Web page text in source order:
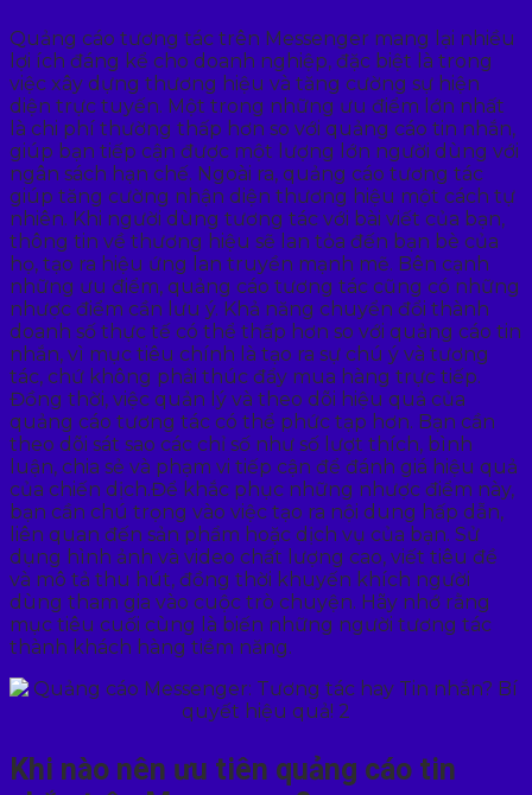
Quảng cáo tương tác trên Messenger mang lại nhiều
lợi ích đáng kể cho doanh nghiệp, đặc biệt là trong
việc xây dựng thương hiệu và tăng cường sự hiện
diện trực tuyến. Một trong những ưu điểm lớn nhất
là chi phí thường thấp hơn so với quảng cáo tin nhắn,
giúp bạn tiếp cận được một lượng lớn người dùng với
ngân sách hạn chế. Ngoài ra, quảng cáo tương tác
giúp tăng cường nhận diện thương hiệu một cách tự
nhiên. Khi người dùng tương tác với bài viết của bạn,
thông tin về thương hiệu sẽ lan tỏa đến bạn bè của
họ, tạo ra hiệu ứng lan truyền mạnh mẽ. Bên cạnh
những ưu điểm, quảng cáo tương tác cũng có những
nhược điểm cần lưu ý. Khả năng chuyển đổi thành
doanh số thực tế có thể thấp hơn so với quảng cáo tin
nhắn, vì mục tiêu chính là tạo ra sự chú ý và tương
tác, chứ không phải thúc đẩy mua hàng trực tiếp.
Đồng thời, việc quản lý và theo dõi hiệu quả của
quảng cáo tương tác có thể phức tạp hơn. Bạn cần
theo dõi sát sao các chỉ số như số lượt thích, bình
luận, chia sẻ và phạm vi tiếp cận để đánh giá hiệu quả
của chiến dịch.Để khắc phục những nhược điểm này,
bạn cần chú trọng vào việc tạo ra nội dung hấp dẫn,
liên quan đến sản phẩm hoặc dịch vụ của bạn. Sử
dụng hình ảnh và video chất lượng cao, viết tiêu đề
và mô tả thu hút, đồng thời khuyến khích người
dùng tham gia vào cuộc trò chuyện. Hãy nhớ rằng
mục tiêu cuối cùng là biến những người tương tác
thành khách hàng tiềm năng.
Khi nào nên ưu tiên quảng cáo tin